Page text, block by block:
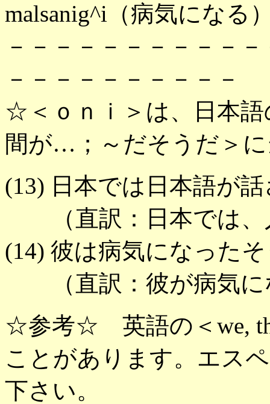
malsanig^i（病気になる
－－－－－－－－－－
－－－－－－－－－－
☆＜ｏｎｉ＞は、日本
間が…；～だそうだ＞
(13) 日本では日本語が
（直訳：日本では、
(14) 彼は病気になった
（直訳：彼が病気に
☆参考☆ 英語の＜we,
ことがあります。エス
下さい。